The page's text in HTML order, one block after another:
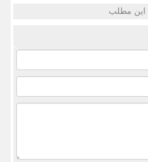
این مطلب